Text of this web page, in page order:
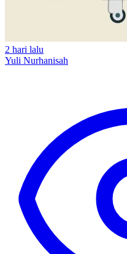
2 hari lalu
Yuli Nurhanisah